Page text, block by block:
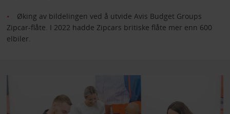
Øking av bildelingen ved å utvide Avis Budget Groups
Zipcar-flåte. I 2022 hadde Zipcars britiske flåte mer enn 600
elbiler.